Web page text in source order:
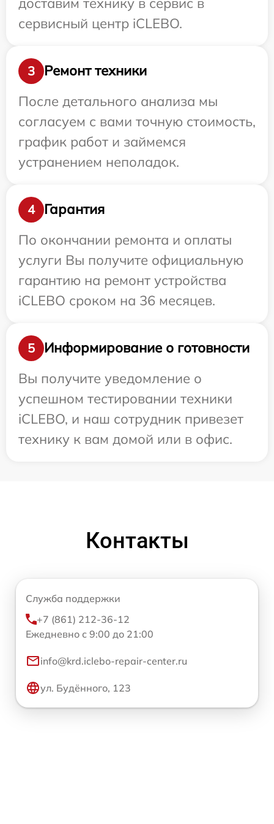
сервисный центр iCLEBO.
3
Ремонт техники
После детального анализа мы
согласуем с вами точную стоимость,
график работ и займемся
устранением неполадок.
4
Гарантия
По окончании ремонта и оплаты
услуги Вы получите официальную
гарантию на ремонт устройства
iCLEBO сроком на 36 месяцев.
5
Информирование о готовности
Вы получите уведомление о
успешном тестировании техники
iCLEBO, и наш сотрудник привезет
технику к вам домой или в офис.
Контакты
Служба поддержки
+7 (861) 212-36-12
Ежедневно с 9:00 до 21:00
info@krd.iclebo-repair-center.ru
ул. Будённого, 123